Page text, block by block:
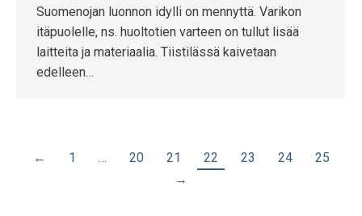
Suomenojan luonnon idylli on mennyttä. Varikon
itäpuolelle, ns. huoltotien varteen on tullut lisää
laitteita ja materiaalia. Tiistilässä kaivetaan
edelleen…
← 1 … 20 21 22 23 24
25
→